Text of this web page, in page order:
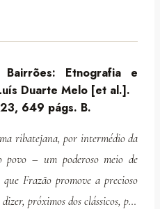
Etnografia e
Duarte Melo [et al.].
649 págs. B.
ribatejana, por intermédio da
povo – um poderoso meio de
Frazão promove a precioso
próximos dos clássicos, por